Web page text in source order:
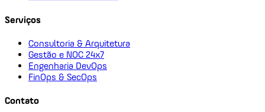
Serviços
Consultoria & Arquitetura
Gestão e NOC 24x7
Engenharia DevOps
FinOps & SecOps
Contato